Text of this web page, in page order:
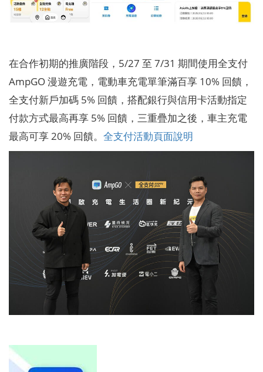
在合作初期的推廣階段，5/27 至 7/31 期間使用全支付
AmpGO 漫遊充電，電動車充電單筆滿百享 10% 回饋，
全支付新戶加碼 5% 回饋，搭配銀行與信用卡活動指定
付款方式最高再享 5% 回饋，三重疊加之後，車主充電
最高可享 20% 回饋。 全支付活動頁面說明